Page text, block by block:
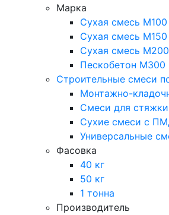
Марка
Сухая смесь М100
Сухая смесь М150
Сухая смесь М200
Пескобетон М300
Строительные смеси
Монтажно-
Смеси для
Сухие смеси с
Универсальные
Фасовка
40 кг
50 кг
1 тонна
Производитель